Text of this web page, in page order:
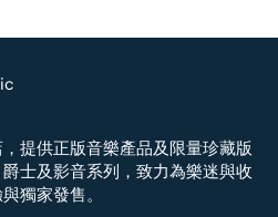
提供正版音樂產品及限量珍藏版
士及影音系列，致力為樂迷與收
獨家發售。